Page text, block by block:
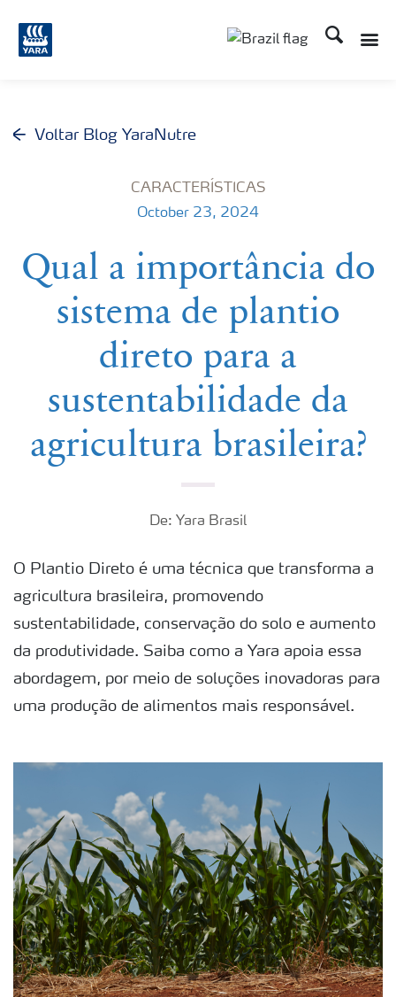
Busca
Voltar Blog YaraNutre
CARACTERÍSTICAS
October 23, 2024
Qual a importância do
sistema de plantio
direto para a
sustentabilidade da
agricultura brasileira?
De: Yara Brasil
O Plantio Direto é uma técnica que transforma a
agricultura brasileira, promovendo
sustentabilidade, conservação do solo e aumento
da produtividade. Saiba como a Yara apoia essa
abordagem, por meio de soluções inovadoras para
uma produção de alimentos mais responsável.